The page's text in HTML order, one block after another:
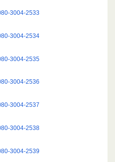
3004-2533
3004-2534
3004-2535
3004-2536
3004-2537
3004-2538
3004-2539